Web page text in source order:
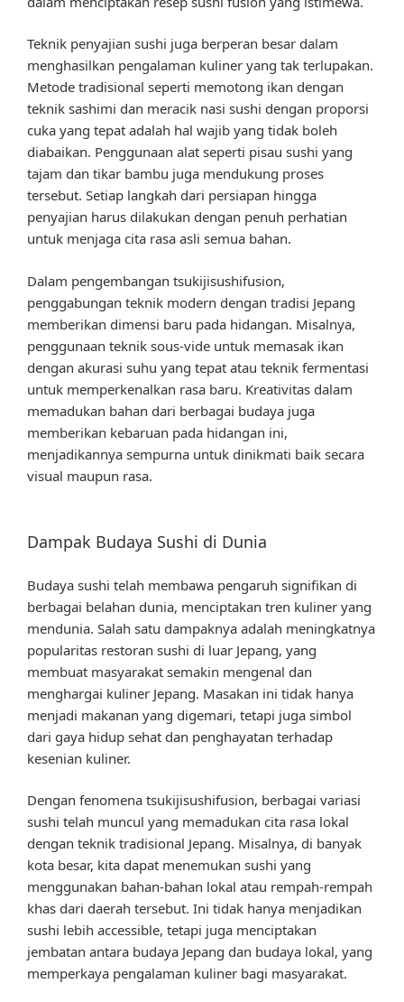
Teknik penyajian sushi juga berperan besar dalam
menghasilkan pengalaman kuliner yang tak terlupakan.
Metode tradisional seperti memotong ikan dengan
teknik sashimi dan meracik nasi sushi dengan proporsi
cuka yang tepat adalah hal wajib yang tidak boleh
diabaikan. Penggunaan alat seperti pisau sushi yang
tajam dan tikar bambu juga mendukung proses
tersebut. Setiap langkah dari persiapan hingga
penyajian harus dilakukan dengan penuh perhatian
untuk menjaga cita rasa asli semua bahan.
Dalam pengembangan tsukijisushifusion,
penggabungan teknik modern dengan tradisi Jepang
memberikan dimensi baru pada hidangan. Misalnya,
penggunaan teknik sous-vide untuk memasak ikan
dengan akurasi suhu yang tepat atau teknik fermentasi
untuk memperkenalkan rasa baru. Kreativitas dalam
memadukan bahan dari berbagai budaya juga
memberikan kebaruan pada hidangan ini,
menjadikannya sempurna untuk dinikmati baik secara
visual maupun rasa.
Dampak Budaya Sushi di Dunia
Budaya sushi telah membawa pengaruh signifikan di
berbagai belahan dunia, menciptakan tren kuliner yang
mendunia. Salah satu dampaknya adalah meningkatnya
popularitas restoran sushi di luar Jepang, yang
membuat masyarakat semakin mengenal dan
menghargai kuliner Jepang. Masakan ini tidak hanya
menjadi makanan yang digemari, tetapi juga simbol
dari gaya hidup sehat dan penghayatan terhadap
kesenian kuliner.
Dengan fenomena tsukijisushifusion, berbagai variasi
sushi telah muncul yang memadukan cita rasa lokal
dengan teknik tradisional Jepang. Misalnya, di banyak
kota besar, kita dapat menemukan sushi yang
menggunakan bahan-bahan lokal atau rempah-rempah
khas dari daerah tersebut. Ini tidak hanya menjadikan
sushi lebih accessible, tetapi juga menciptakan
jembatan antara budaya Jepang dan budaya lokal, yang
memperkaya pengalaman kuliner bagi masyarakat.